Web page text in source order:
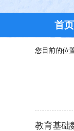
首页
您目前的位
教育基础